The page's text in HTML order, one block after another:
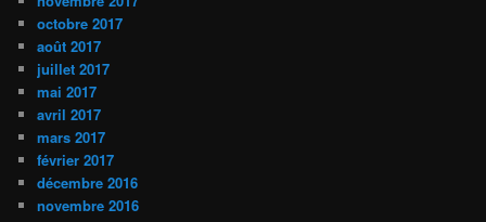
octobre 2017
août 2017
juillet 2017
mai 2017
avril 2017
mars 2017
février 2017
décembre 2016
novembre 2016